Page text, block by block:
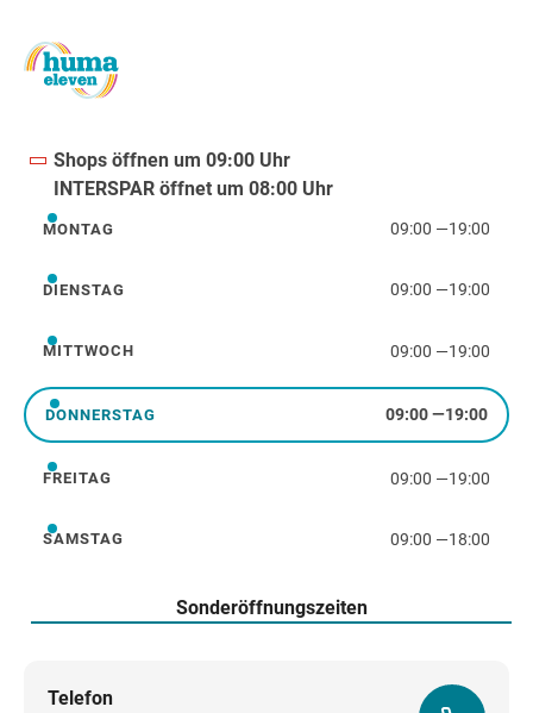
Shops öffnen um 09:00 Uhr
INTERSPAR öffnet um 08:00 Uhr
Montag
MONTAG 09:00 —19:00
Dienstag
DIENSTAG 09:00 —19:00
Mittwoch
MITTWOCH 09:00 —19:00
Donnerstag
DONNERSTAG 09:00—19:00
Freitag
FREITAG 09:00 —19:00
Samstag
SAMSTAG 09:00 —18:00
Sonderöffnungszeiten
Telefon